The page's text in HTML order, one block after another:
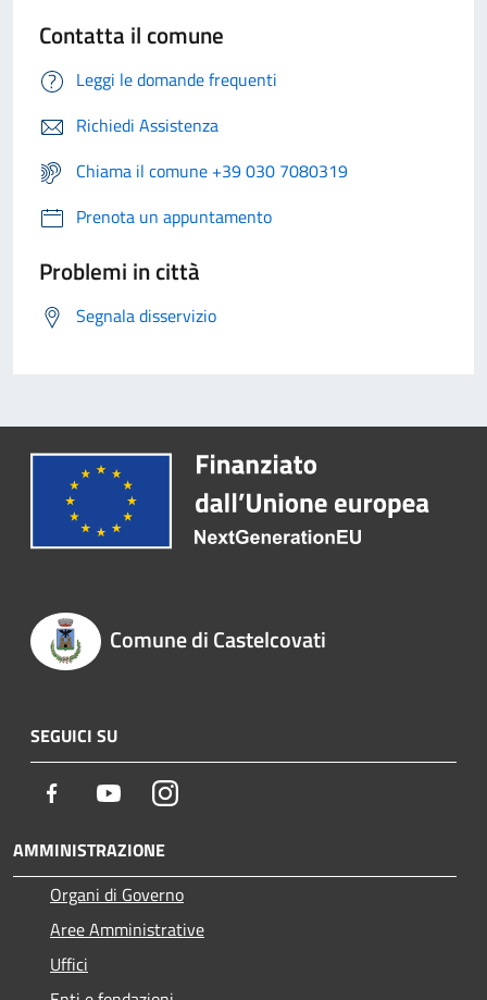
Contatta il comune
Leggi le domande frequenti
Richiedi Assistenza
Chiama il comune +39 030 7080319
Prenota un appuntamento
Problemi in città
Segnala disservizio
Comune di Castelcovati
SEGUICI SU
Facebook YoutubeInstagram
AMMINISTRAZIONE
Organi di Governo
Aree Amministrative
Uffici